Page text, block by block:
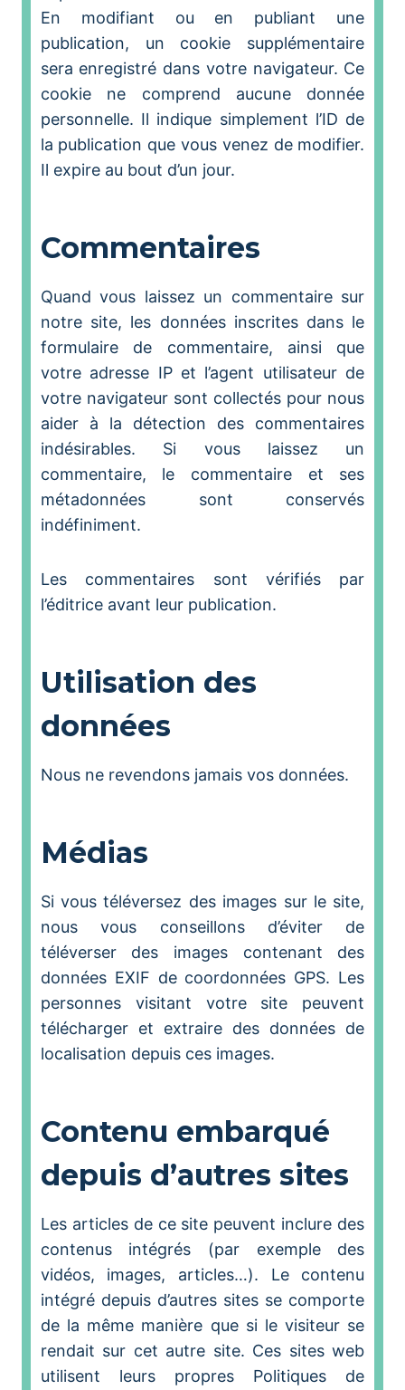
En modifiant ou en publiant une
publication, un cookie supplémentaire
sera enregistré dans votre navigateur. Ce
cookie ne comprend aucune donnée
personnelle. Il indique simplement l’ID de
la publication que vous venez de modifier.
Il expire au bout d’un jour.
Commentaires
Quand vous laissez un commentaire sur
notre site, les données inscrites dans le
formulaire de commentaire, ainsi que
votre adresse IP et l’agent utilisateur de
votre navigateur sont collectés pour nous
aider à la détection des commentaires
indésirables. Si vous laissez un
commentaire, le commentaire et ses
métadonnées sont conservés
indéfiniment.
Les commentaires sont vérifiés par
l’éditrice avant leur publication.
Utilisation des
données
Nous ne revendons jamais vos données.
Médias
Si vous téléversez des images sur le site,
nous vous conseillons d’éviter de
téléverser des images contenant des
données EXIF de coordonnées GPS. Les
personnes visitant votre site peuvent
télécharger et extraire des données de
localisation depuis ces images.
Contenu embarqué
depuis d’autres sites
Les articles de ce site peuvent inclure des
contenus intégrés (par exemple des
vidéos, images, articles…). Le contenu
intégré depuis d’autres sites se comporte
de la même manière que si le visiteur se
rendait sur cet autre site. Ces sites web
utilisent leurs propres Politiques de